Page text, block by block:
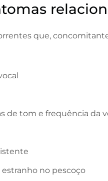
que,
de tom e frequência da
estranho no pescoço